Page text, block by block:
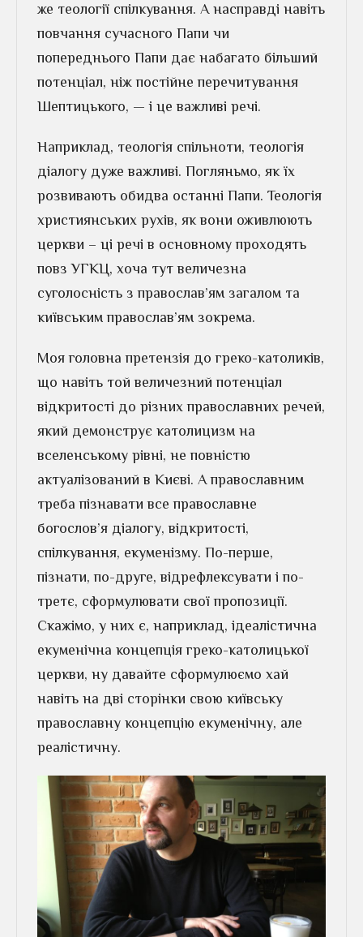
же теології спілкування. А насправді навіть
повчання сучасного Папи чи
попереднього Папи дає набагато більший
потенціал, ніж постійне перечитування
Шептицького, — і це важливі речі.
Наприклад, теологія спільноти, теологія
діалогу дуже важливі. Погляньмо, як їх
розвивають обидва останні Папи. Теологія
християнських рухів, як вони оживлюють
церкви – ці речі в основному проходять
повз УГКЦ, хоча тут величезна
суголосність з православ’ям загалом та
київським православ’ям зокрема.
Моя головна претензія до греко-католиків,
що навіть той величезний потенціал
відкритості до різних православних речей,
який демонструє католицизм на
вселенському рівні, не повністю
актуалізований в Києві. А православним
треба пізнавати все православне
богослов’я діалогу, відкритості,
спілкування, екуменізму. По-перше,
пізнати, по-друге, відрефлексувати і по-
третє, сформулювати свої пропозиції.
Скажімо, у них є, наприклад, ідеалістична
екуменічна концепція греко-католицької
церкви, ну давайте сформулюємо хай
навіть на дві сторінки свою київську
православну концепцію екуменічну, але
реалістичну.